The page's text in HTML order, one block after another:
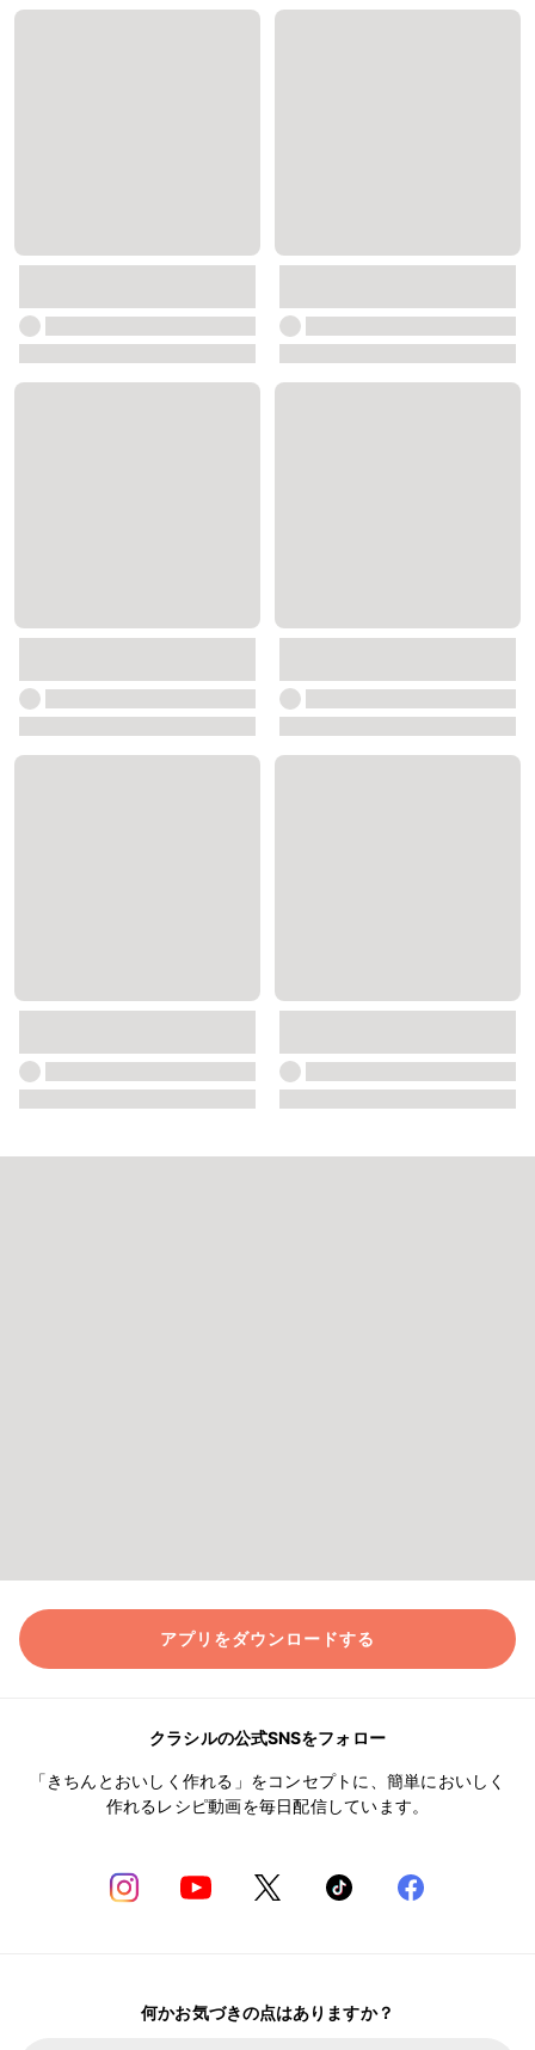
アプリをダウンロードする
クラシルの公式SNSをフォロー
「きちんとおいしく作れる」をコンセプトに、簡単においしく
作れるレシピ動画を毎日配信しています。
何かお気づきの点はありますか？